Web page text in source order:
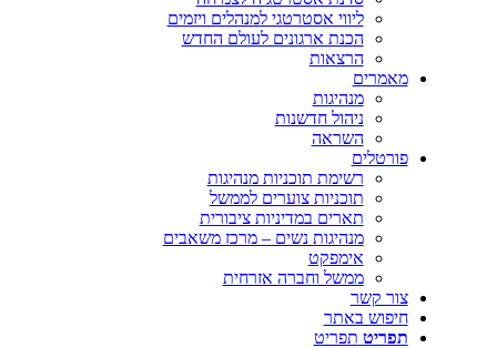
ליווי אסטרטגי למנהלים ויזמים
הכנת ארגונים לעולם החדש
הרצאות
מאמרים
מנהיגות
ניהול חדשנות
השראה
פורטלים
רשימת תוכניות מנהיגות
תוכניות צוערים לממשל
תארים במדיניות ציבורית
מנהיגות נשים – מרכז משאבים
אימפקט
ממשל וחברה אזרחית
צור קשר
חיפוש באתר
תפריט תפריט